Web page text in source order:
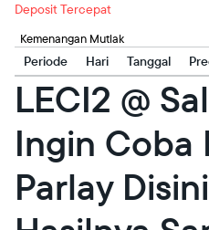
Deposit Tercepat
Kemenangan Mutlak
Periode Hari Tanggal
LECI2 @
Ingin Coba
Parlay